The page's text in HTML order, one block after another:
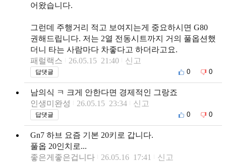
어왔습니다.
그런데 주행거리 적고 보여지는게 중요하시면 G80
권해드립니다. 저는 2열 전동시트까지 거의 풀옵션했
더니 타는 사람마다 차좋다고 하더라고요.
패럴랙스
26.05.15 21:40 신고
답댓글 0 0
남의식 ㅋ 크게 안한다면 경제적인 그랑죠
인생미완성
26.05.15 23:34 신고
답댓글 0 0
Gn7 하브 요즘 기본 20키로 갑니다.
풀옵 20인치로...
좋은게좋은겁니다
26.05.16 17:41 신고